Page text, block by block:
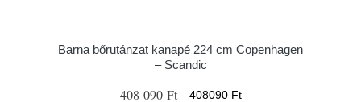
Barna bőrutánzat kanapé 224 cm Copenhagen
– Scandic
408 090 Ft 408090 Ft